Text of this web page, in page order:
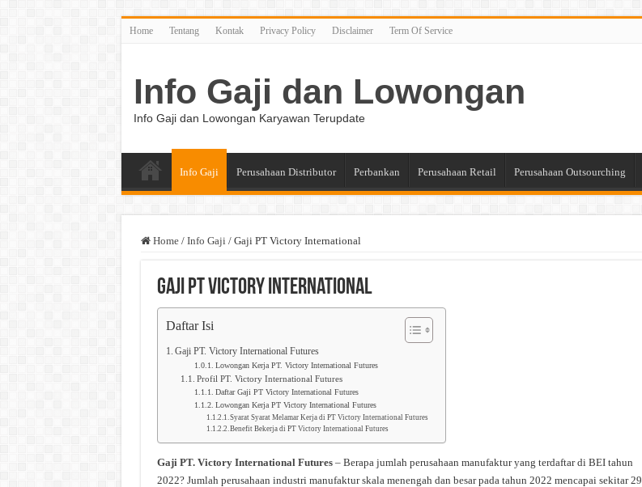
Home Tentang Kontak Privacy Policy Disclaimer Term Of Service
Info Gaji dan Lowongan
Info Gaji dan Lowongan Karyawan Terupdate
Info Gaji Perusahaan Distributor Perbankan Perusahaan Retail Perusahaan Outsourching
Home / Info Gaji / Gaji PT Victory International
Gaji PT Victory International
Daftar Isi
Gaji PT. Victory International Futures
Lowongan Kerja PT. Victory International Futures
Profil PT. Victory International Futures
Daftar Gaji PT Victory International Futures
Lowongan Kerja PT Victory International Futures
Syarat Syarat Melamar Kerja di PT Victory International Futures
Benefit Bekerja di PT Victory International Futures
Gaji PT. Victory International Futures– Berapa jumlah perusahaan manufaktur yang terdaftar di BEI tahun
2022? Jumlah perusahaan industri manufaktur skala menengah dan besar pada tahun 2022 mencapai sekitar 29